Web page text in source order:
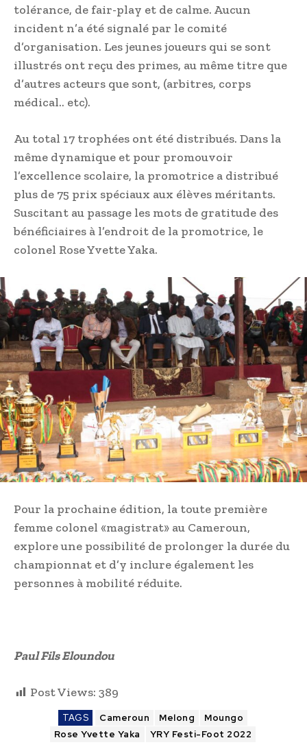
tolérance, de fair-play et de calme. Aucun
incident n’a été signalé par le comité
d’organisation. Les jeunes joueurs qui se sont
illustrés ont reçu des primes, au même titre que
d’autres acteurs que sont, (arbitres, corps
médical.. etc).
Au total 17 trophées ont été distribués. Dans la
même dynamique et pour promouvoir
l’excellence scolaire, la promotrice a distribué
plus de 75 prix spéciaux aux élèves méritants.
Suscitant au passage les mots de gratitude des
bénéficiaires à l’endroit de la promotrice, le
colonel Rose Yvette Yaka.
Pour la prochaine édition, la toute première
femme colonel «magistrat» au Cameroun,
explore une possibilité de prolonger la durée du
championnat et d’y inclure également les
personnes à mobilité réduite.
Paul Fils Eloundou
Post Views: 389
TAGS Cameroun Melong
Moungo
Rose Yvette Yaka
YRY Festi-Foot 2022